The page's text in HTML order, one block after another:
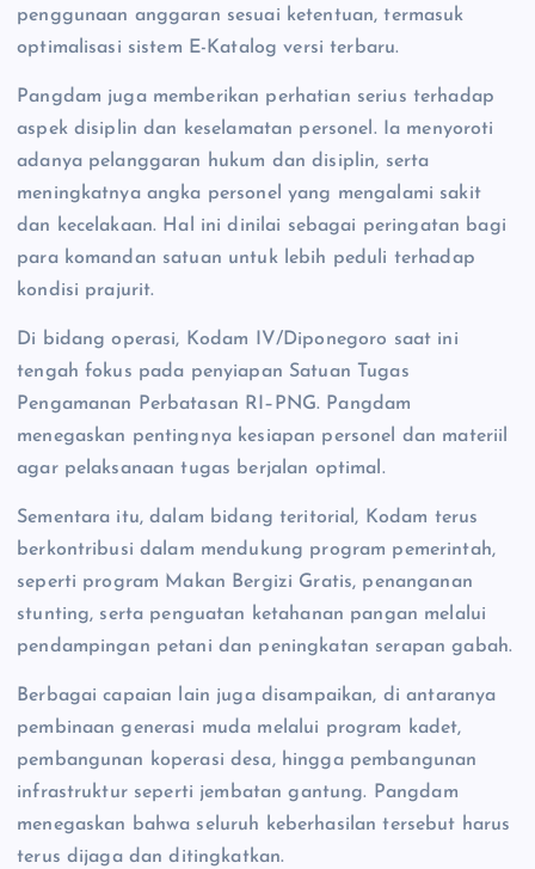
penggunaan anggaran sesuai ketentuan, termasuk
optimalisasi sistem E-Katalog versi terbaru.
Pangdam juga memberikan perhatian serius terhadap
aspek disiplin dan keselamatan personel. Ia menyoroti
adanya pelanggaran hukum dan disiplin, serta
meningkatnya angka personel yang mengalami sakit
dan kecelakaan. Hal ini dinilai sebagai peringatan bagi
para komandan satuan untuk lebih peduli terhadap
kondisi prajurit.
Di bidang operasi, Kodam IV/Diponegoro saat ini
tengah fokus pada penyiapan Satuan Tugas
Pengamanan Perbatasan RI–PNG. Pangdam
menegaskan pentingnya kesiapan personel dan materiil
agar pelaksanaan tugas berjalan optimal.
Sementara itu, dalam bidang teritorial, Kodam terus
berkontribusi dalam mendukung program pemerintah,
seperti program Makan Bergizi Gratis, penanganan
stunting, serta penguatan ketahanan pangan melalui
pendampingan petani dan peningkatan serapan gabah.
Berbagai capaian lain juga disampaikan, di antaranya
pembinaan generasi muda melalui program kadet,
pembangunan koperasi desa, hingga pembangunan
infrastruktur seperti jembatan gantung. Pangdam
menegaskan bahwa seluruh keberhasilan tersebut harus
terus dijaga dan ditingkatkan.